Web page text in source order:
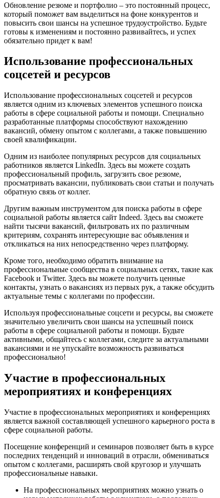
Обновление резюме и портфолио – это постоянный процесс,
который поможет вам выделиться на фоне конкурентов и
повысить свои шансы на успешное трудоустройство. Будьте
готовы к изменениям и постоянно развивайтесь, и успех
обязательно придет к вам!
Использование профессиональных
соцсетей и ресурсов
Использование профессиональных соцсетей и ресурсов
является одним из ключевых элементов успешного поиска
работы в сфере социальной работы и помощи. Специально
разработанные платформы способствуют нахождению
вакансий, обмену опытом с коллегами, а также повышению
своей квалификации.
Одним из наиболее популярных ресурсов для социальных
работников является LinkedIn. Здесь вы можете создать
профессиональный профиль, загрузить свое резюме,
просматривать вакансии, публиковать свои статьи и получать
обратную связь от коллег.
Другим важным инструментом для поиска работы в сфере
социальной работы является сайт Indeed. Здесь вы сможете
найти тысячи вакансий, фильтровать их по различным
критериям, сохранять интересующие вас объявления и
откликаться на них непосредственно через платформу.
Кроме того, необходимо обратить внимание на
профессиональные сообщества в социальных сетях, такие как
Facebook и Twitter. Здесь вы можете получить ценные
контакты, узнать о вакансиях из первых рук, а также обсудить
актуальные темы с коллегами по профессии.
Используя профессиональные соцсети и ресурсы, вы сможете
значительно увеличить свои шансы на успешный поиск
работы в сфере социальной работы и помощи. Будьте
активными, общайтесь с коллегами, следите за актуальными
вакансиями и не упускайте возможность развиваться
профессионально!
Участие в профессиональных
мероприятиях и конференциях
Участие в профессиональных мероприятиях и конференциях
является важной составляющей успешного карьерного роста в
сфере социальной работы.
Посещение конференций и семинаров позволяет быть в курсе
последних тенденций и инноваций в отрасли, обмениваться
опытом с коллегами, расширять свой кругозор и улучшать
профессиональные навыки.
На профессиональных мероприятиях можно узнать о